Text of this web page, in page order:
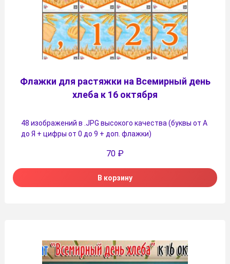
Флажки для растяжки на Всемирный день
хлеба к 16 октября
48 изображений в .JPG высокого качества (буквы от А
до Я + цифры от 0 до 9 + доп. флажки)
70 ₽
В корзину